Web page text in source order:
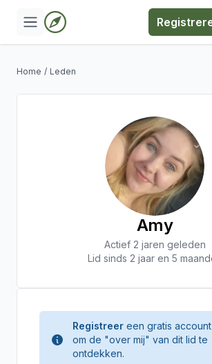
Home / Leden
Amy
Actief 2 jaren geleden
Lid sinds 2 jaar en 5
Registreer een gratis
om de "over mij" van dit lid te
ontdekken.